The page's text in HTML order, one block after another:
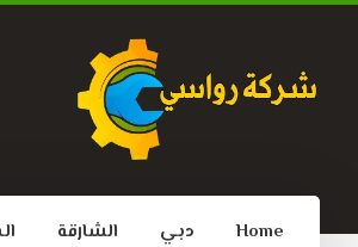
Home دبي الشارقة